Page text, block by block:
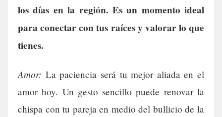
los días en la región. Es un momento ideal
para conectar con tus raíces y valorar lo que
tienes.
Amor: La paciencia será tu mejor aliada en el
amor hoy. Un gesto sencillo puede renovar la
chispa con tu pareja en medio del bullicio de la